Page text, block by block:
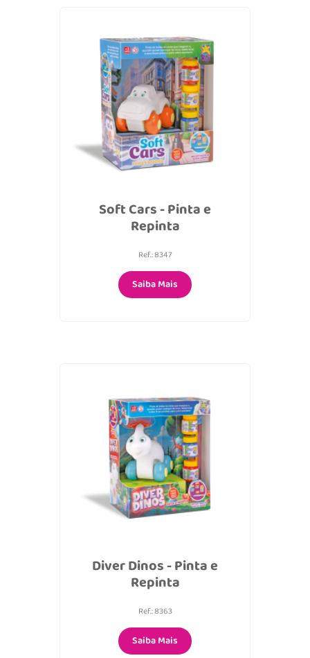
Soft Cars - Pinta e
Repinta
Ref.: 8347
Saiba Mais
Diver Dinos - Pinta e
Repinta
Ref.: 8363
Saiba Mais